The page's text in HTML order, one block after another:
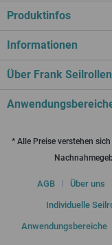
Produktinfos
Informationen
Über Frank Seilrollen
* Alle Preise verstehen
AGB Über uns
Individuelle
Anwendungsbereiche